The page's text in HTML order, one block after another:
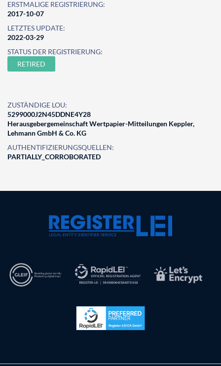
ERSTMALIGE REGISTRIERUNG:
2017-10-07
LETZTES UPDATE:
2022-03-29
STATUS DER REGISTRIERUNG:
RETIRED
ZUSTÄNDIGE LOU:
5299000J2N45DDNE4Y28
Herausgebergemeinschaft Wertpapier-Mitteilungen Keppler,
Lehmann GmbH & Co. KG
AUTHENTIFIZIERUNGSQUELLEN:
PARTIALLY_CORROBORATED